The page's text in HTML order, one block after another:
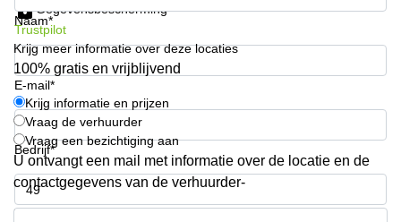
Hilversum
Coworking
space
Zwolle
Coworking
Haarlem
Kantoor
Huren
in
Hengelo
Naam*
E-mail*
Bedrijf*
Telefoonnummer*
Gegevensbescherming
Trustpilot
Krijg meer informatie over deze locaties
100% gratis en vrijblijvend
Krijg informatie en prijzen
Vraag de verhuurder
Vraag een bezichtiging aan
U ontvangt een mail met informatie over de locatie en de
contactgegevens van de verhuurder-